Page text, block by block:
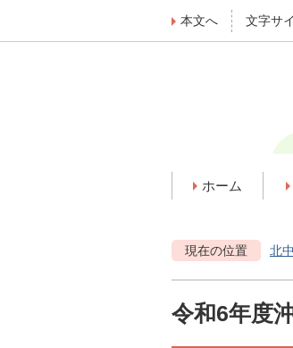
本文へ 文字サ
ホーム
現在の位置 北
令和6年度